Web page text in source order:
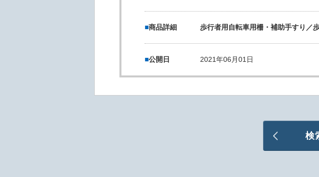
商品詳細 歩行者用自転車用柵・補助手すり／
公開日 2021年06月01日
検